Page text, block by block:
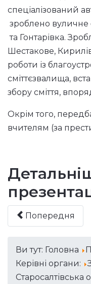
спеціалізований
зроблено вуличне
та Гонтарівка.
Шестакове,
роботи із
сміттєзвалища,
збору сміття,
Окрім того,
вчителям (за
Попередня
Ви тут: Головна
Керівні органи:
Старосалтівська